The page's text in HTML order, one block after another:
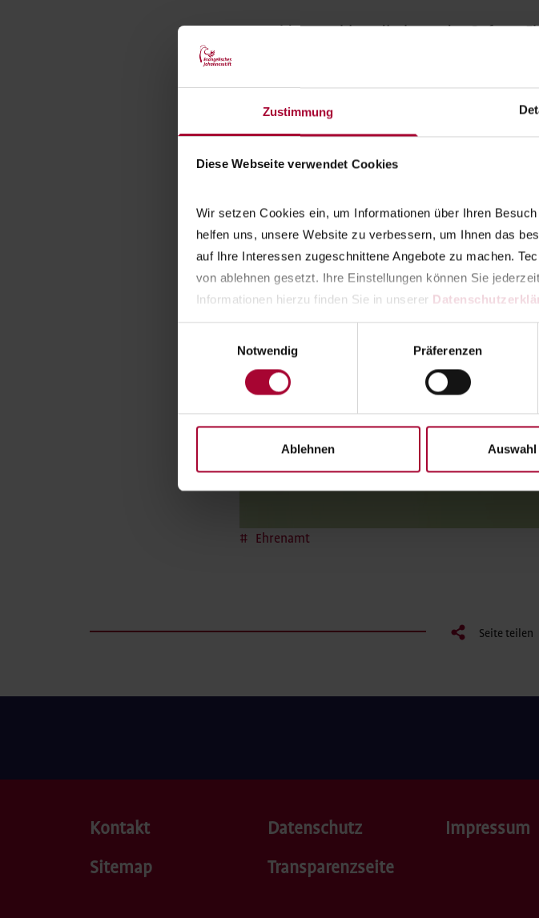
Zustimmung
Diese Webseite verwendet Cookies
Wir setzen Cookies ein, um Informationen über Ihren
helfen uns, unsere Website zu verbessern, um Ihnen das
auf Ihre Interessen zugeschnittene Angebote zu machen.
von ablehnen gesetzt. Ihre Einstellungen können Sie
Informationen hierzu finden Sie in unserer
Notwendig
Präferenzen
Ablehnen
Anmeldungen bitte direkt an das Referat
Ehrenamt
Seite teilen
Kontakt Datenschutz Impressum
Sitemap Transparenzseite